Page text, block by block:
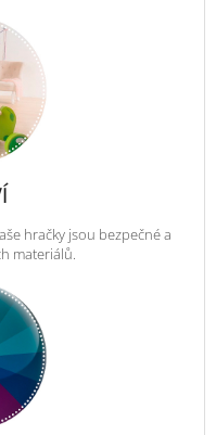
hračky jsou bezpečné a
materiálů.